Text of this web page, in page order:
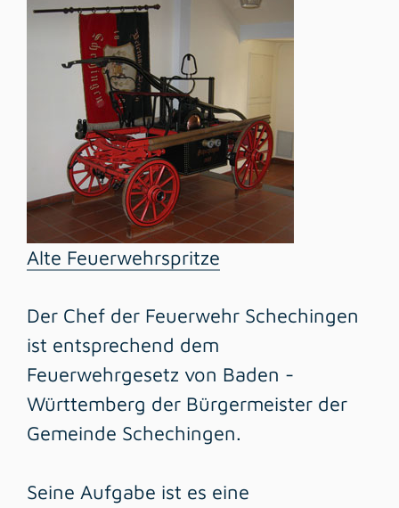
Alte Feuerwehrspritze
Der Chef der Feuerwehr Schechingen
ist entsprechend dem
Feuerwehrgesetz von Baden -
Württemberg der Bürgermeister der
Gemeinde Schechingen.
Seine Aufgabe ist es eine